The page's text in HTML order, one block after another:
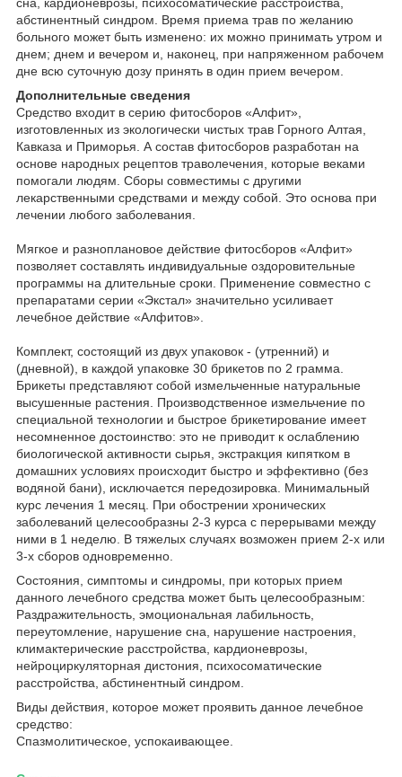
сна, кардионеврозы, психосоматические расстройства,
абстинентный синдром. Время приема трав по желанию
больного может быть изменено: их можно принимать утром и
днем; днем и вечером и, наконец, при напряженном рабочем
дне всю суточную дозу принять в один прием вечером.
Дополнительные сведения
Средство входит в серию фитосборов «Алфит»,
изготовленных из экологически чистых трав Горного Алтая,
Кавказа и Приморья. А состав фитосборов разработан на
основе народных рецептов траволечения, которые веками
помогали людям. Сборы совместимы с другими
лекарственными средствами и между собой. Это основа при
лечении любого заболевания.
Мягкое и разноплановое действие фитосборов «Алфит»
позволяет составлять индивидуальные оздоровительные
программы на длительные сроки. Применение совместно с
препаратами серии «Экстал» значительно усиливает
лечебное действие «Алфитов».
Комплект, состоящий из двух упаковок - (утренний) и
(дневной), в каждой упаковке 30 брикетов по 2 грамма.
Брикеты представляют собой измельченные натуральные
высушенные растения. Производственное измельчение по
специальной технологии и быстрое брикетирование имеет
несомненное достоинство: это не приводит к ослаблению
биологической активности сырья, экстракция кипятком в
домашних условиях происходит быстро и эффективно (без
водяной бани), исключается передозировка. Минимальный
курс лечения 1 месяц. При обострении хронических
заболеваний целесообразны 2-3 курса с перерывами между
ними в 1 неделю. В тяжелых случаях возможен прием 2-х или
3-х сборов одновременно.
Состояния, симптомы и синдромы, при которых прием
данного лечебного средства может быть целесообразным:
Раздражительность, эмоциональная лабильность,
переутомление, нарушение сна, нарушение настроения,
климактерические расстройства, кардионеврозы,
нейроциркуляторная дистония, психосоматические
расстройства, абстинентный синдром.
Виды действия, которое может проявить данное лечебное
средство:
Спазмолитическое, успокаивающее.